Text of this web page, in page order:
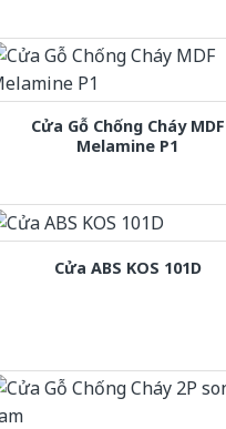
Cửa Gỗ Chống Cháy MDF
Melamine P1
Cửa ABS KOS 101D